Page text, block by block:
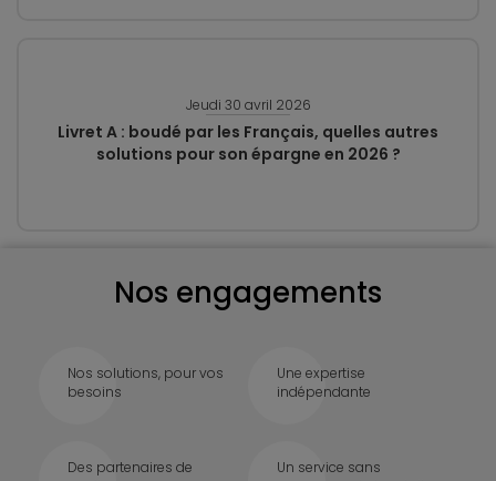
Jeudi 30 avril 2026
Livret A : boudé par les Français, quelles autres
solutions pour son épargne en 2026 ?
Nos engagements
Nos solutions, pour vos
besoins
Une expertise
indépendante
Des partenaires de
Un service sans